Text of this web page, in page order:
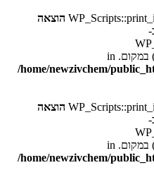
הוצאה
/home/newzivchem/
הוצאה
/home/newzivchem/